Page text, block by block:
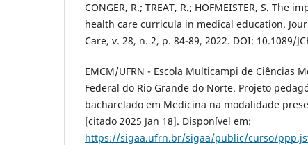
CONGER, R.; TREAT, R.; HOFMEISTER, S. The
health care curricula in medical education.
Care, v. 28, n. 2, p. 84-89, 2022. DOI: 10.1089/
EMCM/UFRN - Escola Multicampi de Ciências
Federal do Rio Grande do Norte. Projeto
bacharelado em Medicina na modalidade
[citado 2025 Jan 18]. Disponível em:
https://sigaa.ufrn.br/sigaa/public/curso/